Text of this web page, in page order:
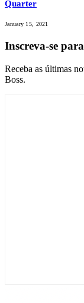
Quarter
January 15, 2021
Inscreva-se
Receba as últimas
Boss.